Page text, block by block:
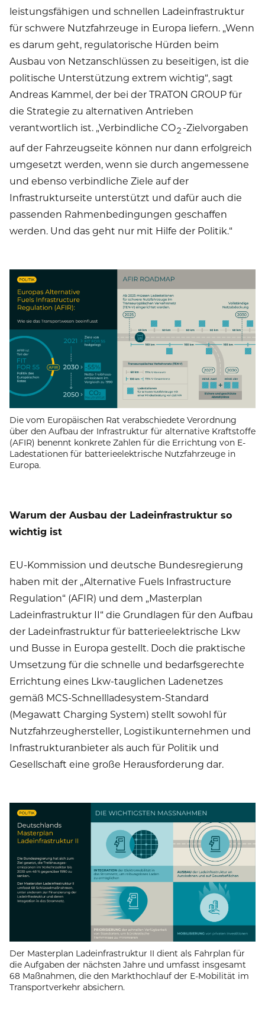
leistungsfähigen und schnellen Ladeinfrastruktur
für schwere Nutzfahrzeuge in Europa liefern. „Wenn
es darum geht, regulatorische Hürden beim
Ausbau von Netzanschlüssen zu beseitigen, ist die
politische Unterstützung extrem wichtig“, sagt
Andreas Kammel, der bei der TRATON GROUP für
die Strategie zu alternativen Antrieben
verantwortlich ist. „Verbindliche CO2 -Zielvorgaben
auf der Fahrzeugseite können nur dann erfolgreich
umgesetzt werden, wenn sie durch angemessene
und ebenso verbindliche Ziele auf der
Infrastrukturseite unterstützt und dafür auch die
passenden Rahmenbedingungen geschaffen
werden. Und das geht nur mit Hilfe der Politik.“
Die vom Europäischen Rat verabschiedete Verordnung
über den Aufbau der Infrastruktur für alternative Kraftstoffe
(AFIR) benennt konkrete Zahlen für die Errichtung von E-
Ladestationen für batterieelektrische Nutzfahrzeuge in
Europa.
Warum der Ausbau der Ladeinfrastruktur so
wichtig ist
EU-Kommission und deutsche Bundesregierung
haben mit der „Alternative Fuels Infrastructure
Regulation“ (AFIR) und dem „Masterplan
Ladeinfrastruktur II“ die Grundlagen für den Aufbau
der Ladeinfrastruktur für batterieelektrische Lkw
und Busse in Europa gestellt. Doch die praktische
Umsetzung für die schnelle und bedarfsgerechte
Errichtung eines Lkw-tauglichen Ladenetzes
gemäß MCS-Schnellladesystem-Standard
(Megawatt Charging System) stellt sowohl für
Nutzfahrzeughersteller, Logistikunternehmen und
Infrastrukturanbieter als auch für Politik und
Gesellschaft eine große Herausforderung dar.
Der Masterplan Ladeinfrastruktur II dient als Fahrplan für
die Aufgaben der nächsten Jahre und umfasst insgesamt
68 Maßnahmen, die den Markthochlauf der E-Mobilität im
Transportverkehr absichern.